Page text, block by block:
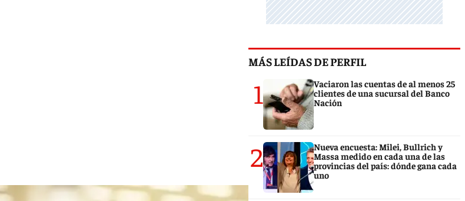
MÁS LEÍDAS DE PERFIL
1
Vaciaron las cuentas de al menos 25
clientes de una sucursal del Banco
Nación
2
Nueva encuesta: Milei, Bullrich y
Massa medido en cada una de las
provincias del país: dónde gana cada
uno